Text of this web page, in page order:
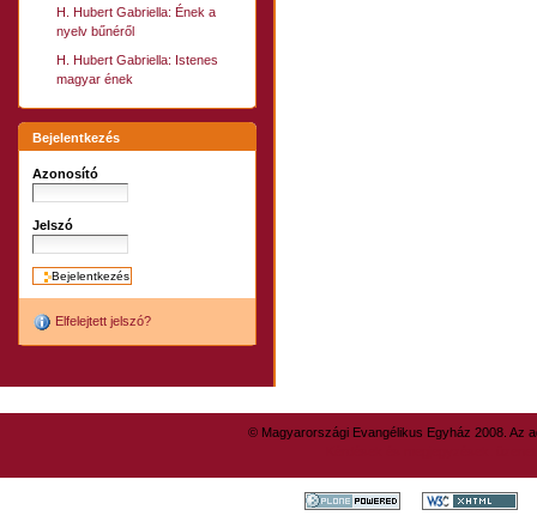
H. Hubert Gabriella: Ének a
nyelv bűnéről
H. Hubert Gabriella: Istenes
magyar ének
Bejelentkezés
Azonosító
Jelszó
Elfelejtett jelszó?
© Magyarországi Evangélikus Egyház 2008. Az